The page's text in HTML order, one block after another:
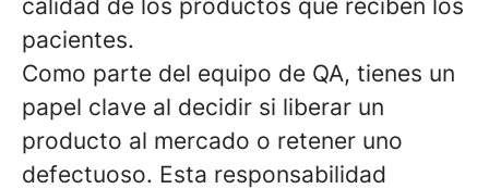
calidad de los productos que reciben los
pacientes.
Como parte del equipo de QA, tienes un
papel clave al decidir si liberar un
producto al mercado o retener uno
defectuoso. Esta responsabilidad